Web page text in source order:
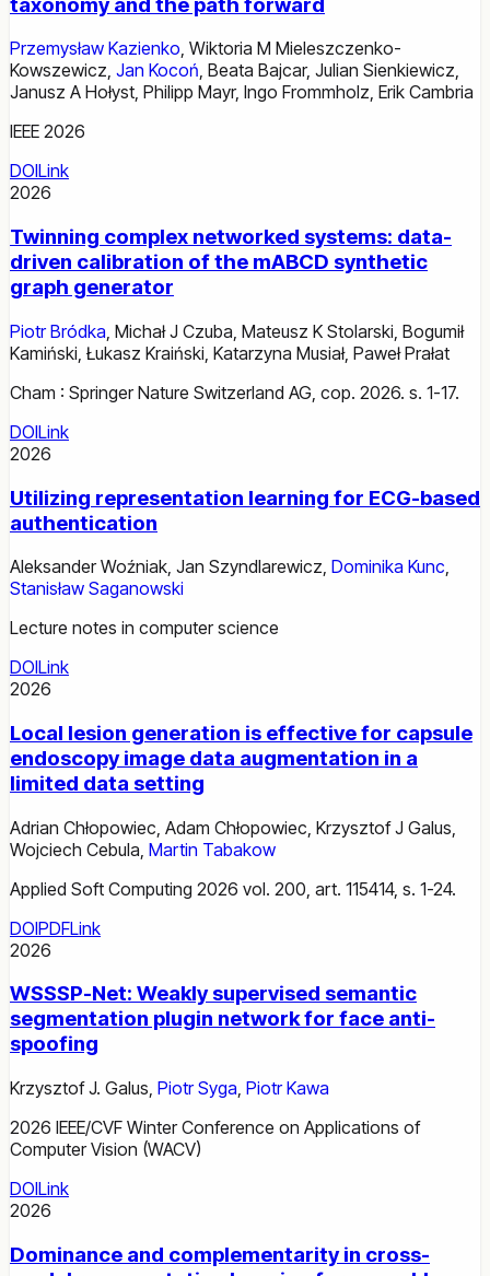
Przemysław Kazienko, Wiktoria M Mieleszczenko-
Kowszewicz, Jan Kocoń, Beata Bajcar, Julian Sienkiewicz,
Janusz A Hołyst, Philipp Mayr, Ingo Frommholz, Erik Cambria
IEEE 2026
DOILink
2026
Twinning complex networked systems: data-
driven calibration of the mABCD synthetic
graph generator
Piotr Bródka Michał J Czuba Mateusz K Stolarski Bogumił
Kamiński Łukasz Kraiński Katarzyna Musiał, Paweł Prałat
Cham : Springer Nature Switzerland AG, cop. 2026. s. 1-17.
DOILink
2026
Utilizing representation learning for ECG-based
authentication
Aleksander Woźniak, Jan Szyndlarewicz, Dominika Kunc,
Stanisław Saganowski
Lecture notes in computer science
DOILink
2026
Local lesion generation is effective for capsule
endoscopy image data augmentation in a
limited data setting
Adrian Chłopowiec Adam Chłopowiec Krzysztof J Galus
Wojciech Cebula Martin Tabakow
Applied Soft Computing 2026 vol. 200, art. 115414, s. 1-24.
DOIPDFLink
2026
WSSSP-Net: Weakly supervised semantic
segmentation plugin network for face anti-
spoofing
Krzysztof J. Galus, Piotr Syga, Piotr Kawa
2026 IEEE/CVF Winter Conference on Applications of
Computer Vision (WACV)
DOILink
2026
Dominance and complementarity in cross-